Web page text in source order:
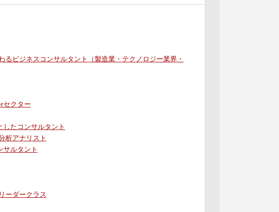
るビジネスコンサルタント（製造業・テクノロジー業界・
セクター
たコンサルタント
析アナリスト
サルタント
ーダークラス